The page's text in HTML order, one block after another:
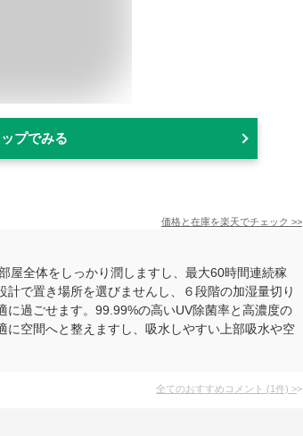
プでみる
価格と在庫を楽天でチェック >>
屋全体をしっかり潤しますし、最大60時間連続稼
で置き場所を選びませんし、６段階の加湿量切り
過ごせます。99.99%の高いUV除菌率と高濃度の
空間へと整えますし、吸水しやすい上部吸水や空
全てのおすすめコメント (1件) >